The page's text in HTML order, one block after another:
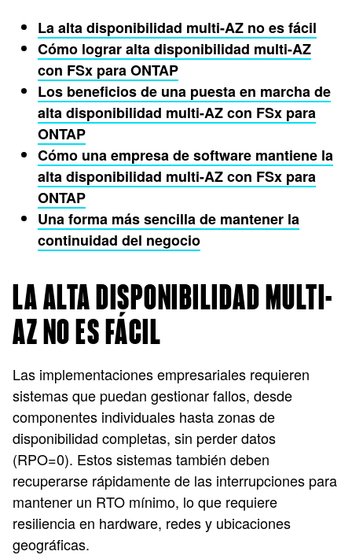
La alta disponibilidad multi-AZ no es fácil
Cómo lograr alta disponibilidad multi-AZ
con FSx para ONTAP
Los beneficios de una puesta en marcha de
alta disponibilidad multi-AZ con FSx para
ONTAP
Cómo una empresa de software mantiene la
alta disponibilidad multi-AZ con FSx para
ONTAP
Una forma más sencilla de mantener la
continuidad del negocio
LA ALTA DISPONIBILIDAD MULTI-
AZ NO ES FÁCIL
Las implementaciones empresariales requieren
sistemas que puedan gestionar fallos, desde
componentes individuales hasta zonas de
disponibilidad completas, sin perder datos
(RPO=0). Estos sistemas también deben
recuperarse rápidamente de las interrupciones para
mantener un RTO mínimo, lo que requiere
resiliencia en hardware, redes y ubicaciones
geográficas.